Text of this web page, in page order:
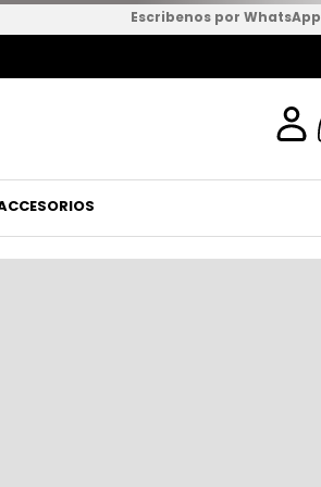
Escribenos por WhatsApp
de $499,00
seguro